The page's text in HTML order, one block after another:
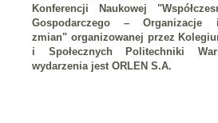
Konferencji Naukowej
Gospodarczego –
zmian" organizowanej przez
i Społecznych Politechniki
wydarzenia jest ORLEN S.A.